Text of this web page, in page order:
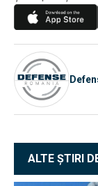
ALTE ȘTIRI